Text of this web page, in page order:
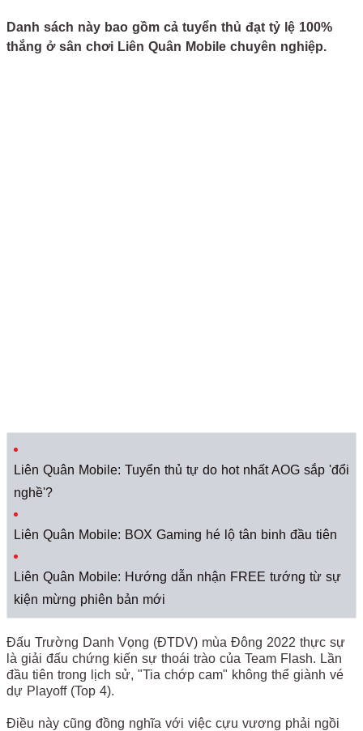
Danh sách này bao gồm cả tuyển thủ đạt tỷ lệ 100%
thắng ở sân chơi Liên Quân Mobile chuyên nghiệp.
Liên Quân Mobile: Tuyển thủ tự do hot nhất AOG sắp 'đổi
nghề'?
Liên Quân Mobile: BOX Gaming hé lộ tân binh đầu tiên
Liên Quân Mobile: Hướng dẫn nhận FREE tướng từ sự
kiện mừng phiên bản mới
Đấu Trường Danh Vọng (ĐTDV) mùa Đông 2022 thực sự
là giải đấu chứng kiến sự thoái trào của Team Flash. Lần
đầu tiên trong lịch sử, "Tia chớp cam" không thể giành vé
dự Playoff (Top 4).
Điều này cũng đồng nghĩa với việc cựu vương phải ngồi